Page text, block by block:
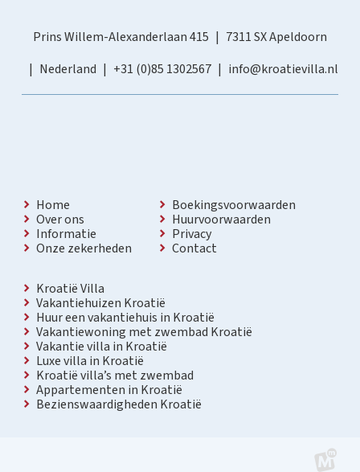
Prins Willem-Alexanderlaan 415
7311 SX Apeldoorn
Nederland
+31 (0)85 1302567 info@kroatievilla.nl
Home
Over ons
Informatie
Onze zekerheden
Boekingsvoorwaarden
Huurvoorwaarden
Privacy
Contact
Kroatië Villa
Vakantiehuizen Kroatië
Huur een vakantiehuis in Kroatië
Vakantiewoning met zwembad Kroatië
Vakantie villa in Kroatië
Luxe villa in Kroatië
Kroatië villa’s met zwembad
Appartementen in Kroatië
Bezienswaardigheden Kroatië